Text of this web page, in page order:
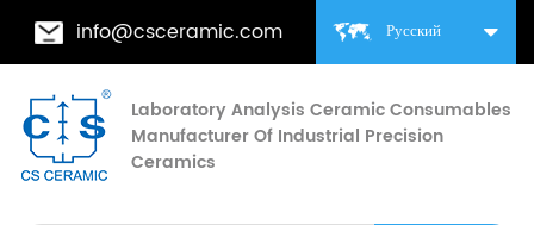
Русский
info@csceramic.com
Laboratory Analysis Ceramic Consumables
Manufacturer Of Industrial Precision
Ceramics